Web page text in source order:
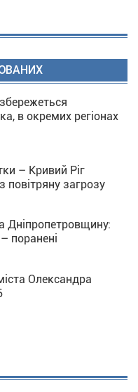
в окремих регіонах
– Кривий Ріг
повітряну загрозу
Дніпропетровщину:
поранені
Олександра